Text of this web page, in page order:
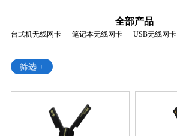
全部产品
台式机无线网卡 笔记本无线网卡 USB无线网卡
筛选 +